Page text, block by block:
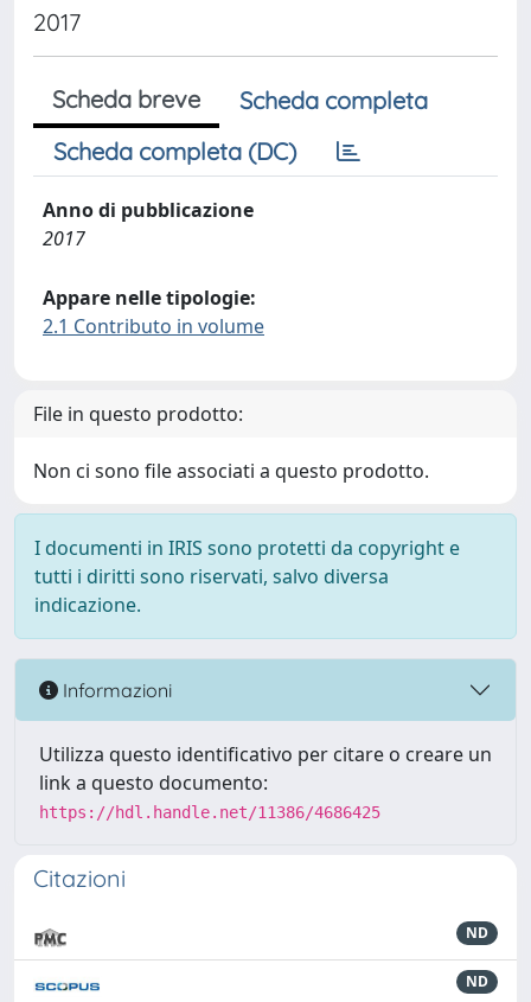
2017
Scheda breve
Scheda completa
Scheda completa (DC)
Anno di pubblicazione
2017
Appare nelle tipologie:
2.1 Contributo in volume
File in questo prodotto:
Non ci sono file associati a questo prodotto.
I documenti in IRIS sono protetti da copyright e
tutti i diritti sono riservati, salvo diversa
indicazione.
Informazioni
Utilizza questo identificativo per citare o creare un
link a questo documento:
https://hdl.handle.net/11386/4686425
Citazioni
ND
ND